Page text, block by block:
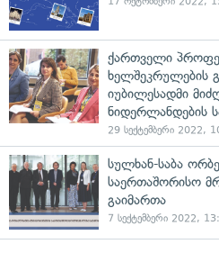
ქართველი
ხელშეკრულების
იუბილესადმი
ნიდერლანდების
29 სექტემბერი 2022,
სულხან-საბა
საერთაშორისო
გაიმართა
7 სექტემბერი 2022,